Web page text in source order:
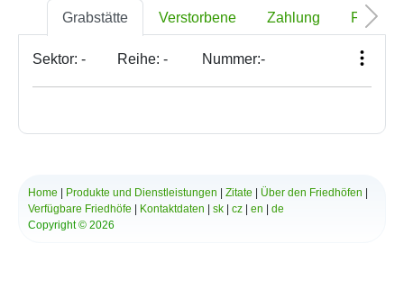
Grabstätte Verstorbene Zahlung Foto
Sektor: - Reihe: - Nummer:-
Home Produkte und Dienstleistungen Zitate Über den Friedhöfen
Verfügbare Friedhöfe
Kontaktdaten sk cz en
de
Copyright © 2026